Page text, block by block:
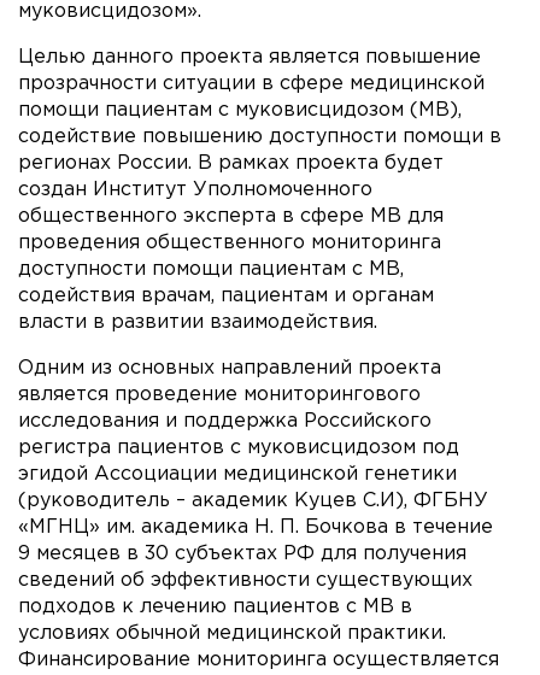
муковисцидозом».
Целью данного проекта является повышение
прозрачности ситуации в сфере медицинской
помощи пациентам с муковисцидозом (МВ),
содействие повышению доступности помощи в
регионах России. В рамках проекта будет
создан Институт Уполномоченного
общественного эксперта в сфере МВ для
проведения общественного мониторинга
доступности помощи пациентам с МВ,
содействия врачам, пациентам и органам
власти в развитии взаимодействия.
Одним из основных направлений проекта
является проведение мониторингового
исследования и поддержка Российского
регистра пациентов с муковисцидозом под
эгидой Ассоциации медицинской генетики
(руководитель – академик Куцев С.И), ФГБНУ
«МГНЦ» им. академика Н. П. Бочкова в течение
9 месяцев в 30 субъектах РФ для получения
сведений об эффективности существующих
подходов к лечению пациентов с МВ в
условиях обычной медицинской практики.
Финансирование мониторинга осуществляется